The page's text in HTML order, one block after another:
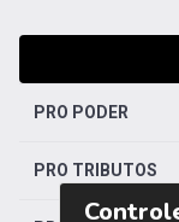
PRO PODER
PRO TRIBUTOS